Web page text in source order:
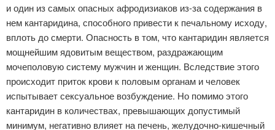
и один из самых опасных афродизиаков из-за содержания в
нем кантаридина, способного привести к печальному исходу,
вплоть до смерти. Опасность в том, что кантаридин является
мощнейшим ядовитым веществом, раздражающим
мочеполовую систему мужчин и женщин. Вследствие этого
происходит приток крови к половым органам и человек
испытывает сексуальное возбуждение. Но помимо этого
кантаридин в количествах, превышающих допустимый
минимум, негативно влияет на печень, желудочно-кишечный